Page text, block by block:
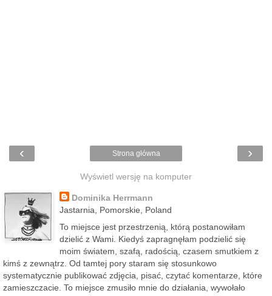
‹ ›
Strona główna
Wyświetl wersję na komputer
Dominika Herrmann
Jastarnia, Pomorskie, Poland
To miejsce jest przestrzenią, którą postanowiłam
dzielić z Wami. Kiedyś zapragnęłam podzielić się
moim światem, szafą, radością, czasem smutkiem z
kimś z zewnątrz. Od tamtej pory staram się stosunkowo
systematycznie publikować zdjęcia, pisać, czytać komentarze, które
zamieszczacie. To miejsce zmusiło mnie do działania, wywołało